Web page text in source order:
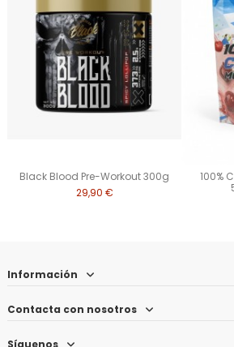
Black Blood Pre-Workout 300g
29,90 €
100%
Información
Contacta con nosotros
Síguenos